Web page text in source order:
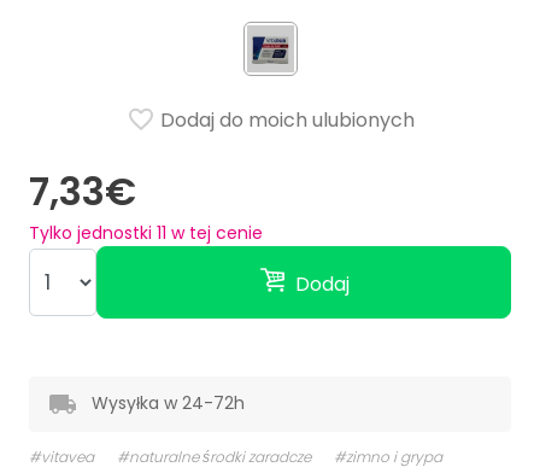
7,33€
Tylko jednostki 11 w tej cenie
Dodaj
Dodaj do moich ulubionych
Wysyłka w 24-72h
#vitavea #naturalne środki zaradcze #zimno i grypa